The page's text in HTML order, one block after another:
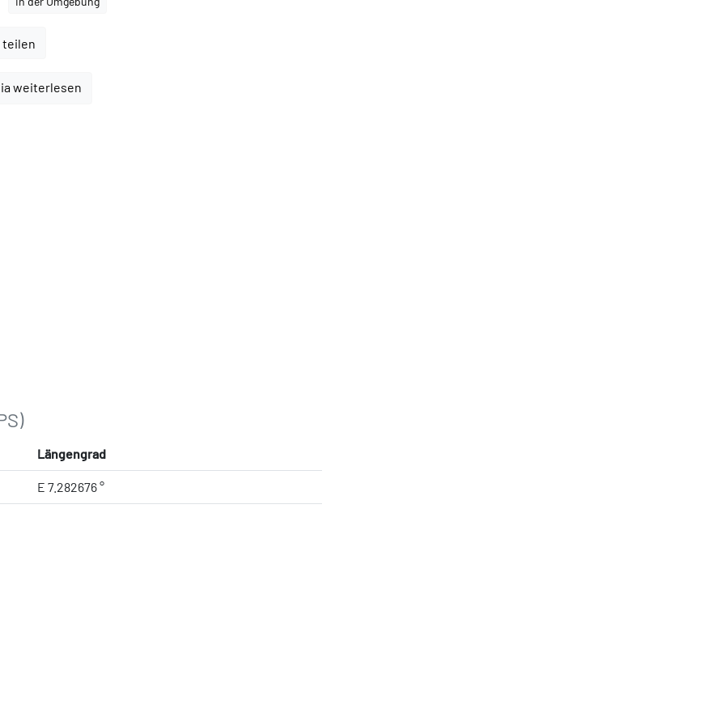
teilen
weiterlesen
Längengrad
E 7.282676 °